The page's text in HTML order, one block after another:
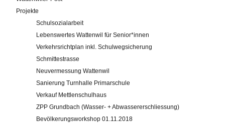
Online-Service
Impressum
Projekte
Schulsozialarbeit
Lebenswertes Wattenwil für Senior*innen
Verkehrsrichtplan inkl. Schulwegsicherung
Schmittestrasse
Neuvermessung Wattenwil
Sanierung Turnhalle Primarschule
Verkauf Mettlenschulhaus
ZPP Grundbach (Wasser- + Abwassererschliessung)
Bevölkerungsworkshop 01.11.2018